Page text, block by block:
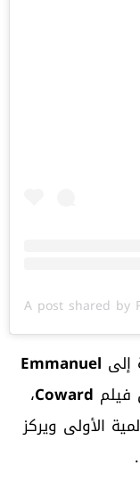
A post shared by
إلى Emmanuel
فيلم Coward،
الأولى ويركز